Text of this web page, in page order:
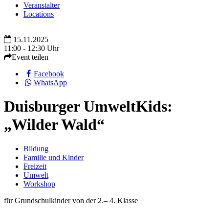
Veranstalter
Locations
15.11.2025
11:00 - 12:30 Uhr
Event teilen
Facebook
WhatsApp
Duisburger UmweltKids:
„Wilder Wald“
Bildung
Familie und Kinder
Freizeit
Umwelt
Workshop
​für Grundschulkinder von der 2.– 4. Klasse